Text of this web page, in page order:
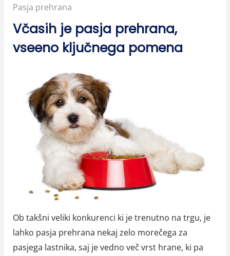
Posted
in:
Pasja prehrana
Včasih je pasja prehrana,
vseeno ključnega pomena
Ob takšni veliki konkurenci ki je trenutno na trgu, je
lahko pasja prehrana nekaj zelo morečega za
pasjega lastnika, saj je vedno več vrst hrane, ki pa